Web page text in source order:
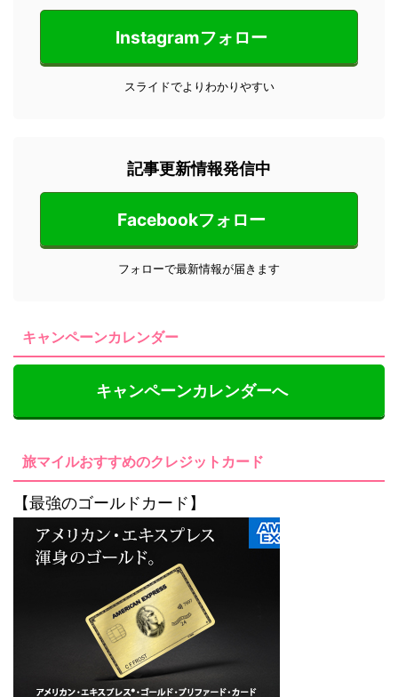
Instagramフォロー
スライドでよりわかりやすい
記事更新情報発信中
Facebookフォロー
フォローで最新情報が届きます
キャンペーンカレンダー
キャンペーンカレンダーへ
旅マイルおすすめのクレジットカード
【最強のゴールドカード】